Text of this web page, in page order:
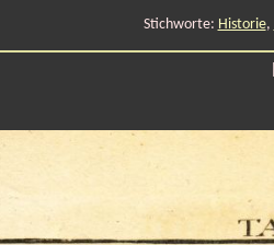
Stichworte: Historie,